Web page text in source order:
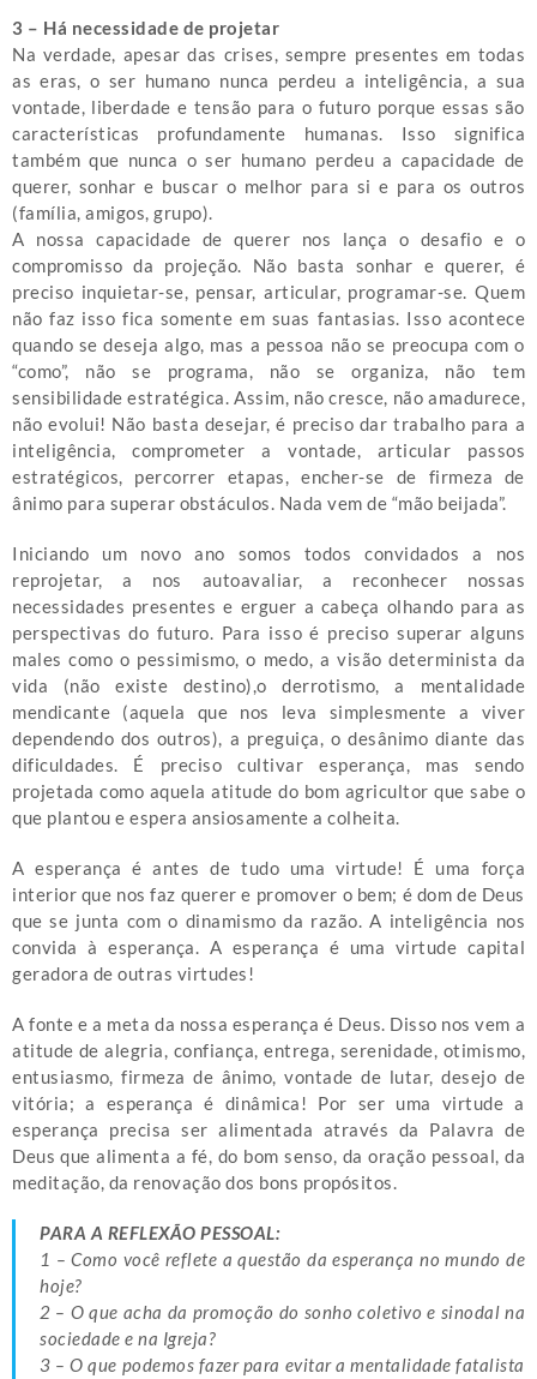
3 – Há necessidade de projetar
Na verdade, apesar das crises, sempre presentes em todas
as eras, o ser humano nunca perdeu a inteligência, a sua
vontade, liberdade e tensão para o futuro porque essas são
características profundamente humanas. Isso significa
também que nunca o ser humano perdeu a capacidade de
querer, sonhar e buscar o melhor para si e para os outros
(família, amigos, grupo).
A nossa capacidade de querer nos lança o desafio e o
compromisso da projeção. Não basta sonhar e querer, é
preciso inquietar-se, pensar, articular, programar-se. Quem
não faz isso fica somente em suas fantasias. Isso acontece
quando se deseja algo, mas a pessoa não se preocupa com o
“como”, não se programa, não se organiza, não tem
sensibilidade estratégica. Assim, não cresce, não amadurece,
não evolui! Não basta desejar, é preciso dar trabalho para a
inteligência, comprometer a vontade, articular passos
estratégicos, percorrer etapas, encher-se de firmeza de
ânimo para superar obstáculos. Nada vem de “mão beijada”.
Iniciando um novo ano somos todos convidados a nos
reprojetar, a nos autoavaliar, a reconhecer nossas
necessidades presentes e erguer a cabeça olhando para as
perspectivas do futuro. Para isso é preciso superar alguns
males como o pessimismo, o medo, a visão determinista da
vida (não existe destino),o derrotismo, a mentalidade
mendicante (aquela que nos leva simplesmente a viver
dependendo dos outros), a preguiça, o desânimo diante das
dificuldades. É preciso cultivar esperança, mas sendo
projetada como aquela atitude do bom agricultor que sabe o
que plantou e espera ansiosamente a colheita.
A esperança é antes de tudo uma virtude! É uma força
interior que nos faz querer e promover o bem; é dom de Deus
que se junta com o dinamismo da razão. A inteligência nos
convida à esperança. A esperança é uma virtude capital
geradora de outras virtudes!
A fonte e a meta da nossa esperança é Deus. Disso nos vem a
atitude de alegria, confiança, entrega, serenidade, otimismo,
entusiasmo, firmeza de ânimo, vontade de lutar, desejo de
vitória; a esperança é dinâmica! Por ser uma virtude a
esperança precisa ser alimentada através da Palavra de
Deus que alimenta a fé, do bom senso, da oração pessoal, da
meditação, da renovação dos bons propósitos.
PARA A REFLEXÃO PESSOAL:
1 – Como você reflete a questão da esperança no mundo de
hoje?
2 – O que acha da promoção do sonho coletivo e sinodal na
sociedade e na Igreja?
3 – O que podemos fazer para evitar a mentalidade fatalista